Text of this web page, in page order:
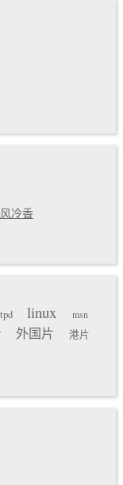
冷香
linux
msn
外国片
港片